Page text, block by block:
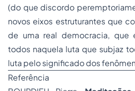
(do que discordo
novos eixos estruturantes que
de uma real democracia, que
todos naquela luta que subjaz
luta pelo significado dos
Referência